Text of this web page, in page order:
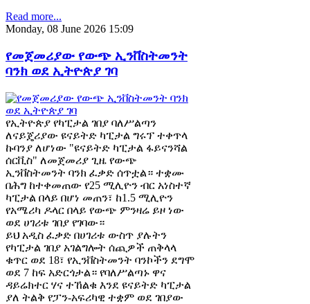
Read more...
Monday, 08 June 2026 15:09
የመጀመሪያው የውጭ ኢንቨስትመንት
ባንክ ወደ ኢትዮጵያ ገባ
የኢትዮጵያ የካፒታል ገበያ ባለሥልጣን
ለናይጄሪያው ዩናይትድ ካፒታል ግሩፕ ተቀጥላ
ኩባንያ ለሆነው "ዩናይትድ ካፒታል ፋይናንሻል
ሰርቪስ" ለመጀመሪያ ጊዜ የውጭ
ኢንቨስትመንት ባንክ ፈቃድ ሰጥቷል። ተቋሙ
በሕግ ከተቀመጠው የ25 ሚሊዮን ብር አነስተኛ
ካፒታል በላይ በሆነ መጠን፣ ከ1.5 ሚሊዮን
የአሜሪካ ዶላር በላይ የውጭ ምንዛሬ ይዞ ነው
ወደ ሀገሪቱ ገበያ የገባው።
ይህ አዲስ ፈቃድ በሀገሪቱ ውስጥ ያሉትን
የካፒታል ገበያ አገልግሎት ሰጪዎች ጠቅላላ
ቁጥር ወደ 18፣ የኢንቨስትመንት ባንኮችን ደግሞ
ወደ 7 ከፍ አድርጎታል። የባለሥልጣኑ ዋና
ዳይሬክተር ሃና ተኸልቁ እንደ ዩናይትድ ካፒታል
ያለ ትልቅ የፓን-አፍሪካዊ ተቋም ወደ ገበያው